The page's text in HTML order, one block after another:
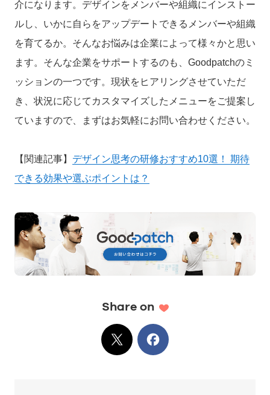
介になります。デザインをメンバーや組織にインストー
ルし、いかに自らをアップデートできるメンバーや組織
を育てるか。そんなお悩みは企業によって様々かと思い
ます。そんな企業をサポートするのも、Goodpatchのミ
ッションの一つです。現状をヒアリングさせていただ
き、状況に応じてカスタマイズしたメニューをご提案し
ていますので、まずはお気軽にお問い合わせください。
【関連記事】 デザイン思考の研修おすすめ10選！ 期待
できる効果や選ぶポイントは？
Share on
XでシェアFacebook